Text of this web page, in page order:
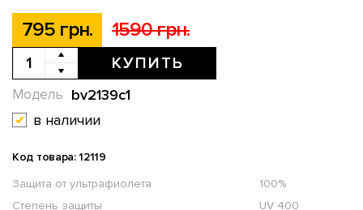
795 грн. 1590 грн.
КУПИТЬ
bv2139c1
Модель
в наличии
Код товара: 12119
Защита от ультрафиолета
100%
Степень защиты
UV 400